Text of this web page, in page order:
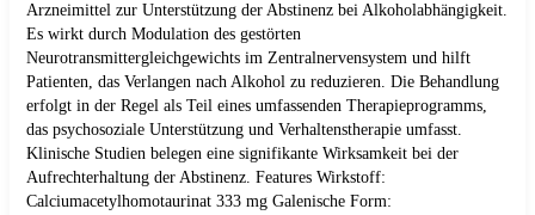
Arzneimittel zur Unterstützung der Abstinenz bei Alkoholabhängigkeit.
Es wirkt durch Modulation des gestörten
Neurotransmittergleichgewichts im Zentralnervensystem und hilft
Patienten, das Verlangen nach Alkohol zu reduzieren. Die Behandlung
erfolgt in der Regel als Teil eines umfassenden Therapieprogramms,
das psychosoziale Unterstützung und Verhaltenstherapie umfasst.
Klinische Studien belegen eine signifikante Wirksamkeit bei der
Aufrechterhaltung der Abstinenz. Features Wirkstoff:
Calciumacetylhomotaurinat 333 mg Galenische Form: